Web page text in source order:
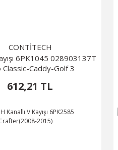
CONTİTECH
6PK1045 028903137T
Classic-Caddy-Golf 3
612,21 TL